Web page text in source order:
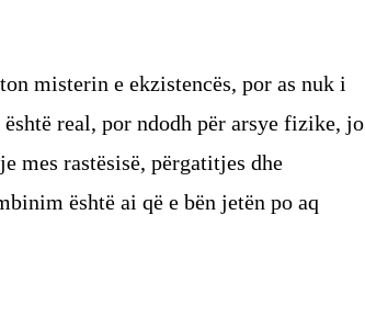
misterin e ekzistencës, por as nuk i
real, por ndodh për arsye fizike, jo
mes rastësisë, përgatitjes dhe
është ai që e bën jetën po aq